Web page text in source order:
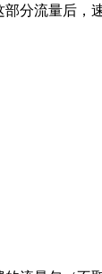
分流量后，